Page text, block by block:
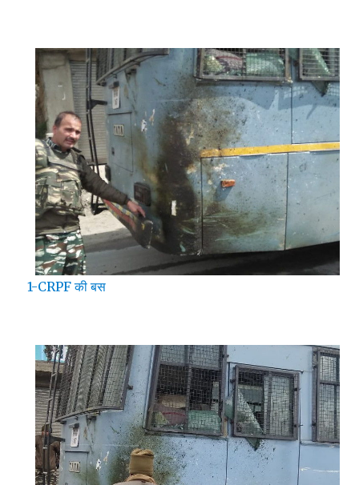
1-CRPF की बस